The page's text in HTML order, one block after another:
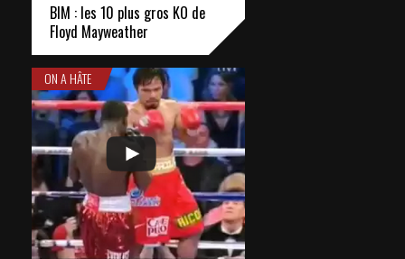
BIM : les 10 plus gros KO de
Floyd Mayweather
ON A HÂTE